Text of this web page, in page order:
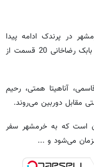
در پرندک ادامه پیدا
می‌کند و تا چهار ماه آینده تمام می‌شود. تا به امروز بابک رضاخانی 20 قسمت از
آناهیتا همتی، رحیم
است که به خرمشهر سفر
می‌شود و ...